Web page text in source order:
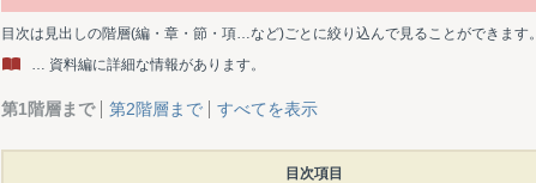
目次は見出しの階層(編・章・節・項…など)ごとに絞り込んで見ることができます。
… 資料編に詳細な情報があります。
第1階層まで 第2階層まで すべてを表示
目次項目